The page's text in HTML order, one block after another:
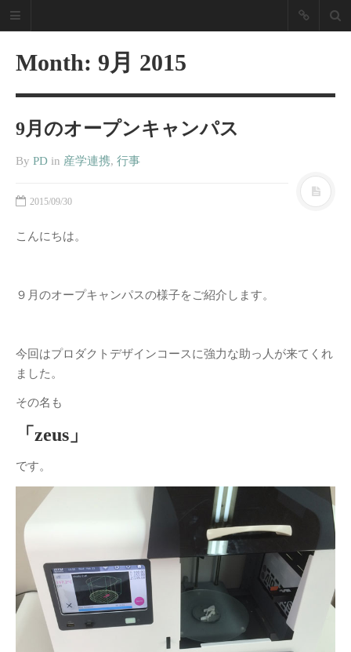
NZPD Nagoya
Zokei Life
Design
「あったらいいな」を実現し
最近の投稿
り
DESIGN STUDY展開催のお知ら
せ
2018年度卒業制作展振り返り
名作椅子を作る3年授業／塗装～
名作椅子を作る3年授業
アルヴァ・アアルト-もうひとつ
カテゴリー
Santec様との産学連携(10)
ナニコレ奮闘日記
Month: 9月 2015
9月のオープンキャンパス
By PD in 産学連携, 行事
2015/09/30
こんにちは。
９月のオープキャンパスの様子をご紹介します。
今回はプロダクトデザインコースに強力な助っ人が来てくれ
ました。
その名も
「zeus」
です。